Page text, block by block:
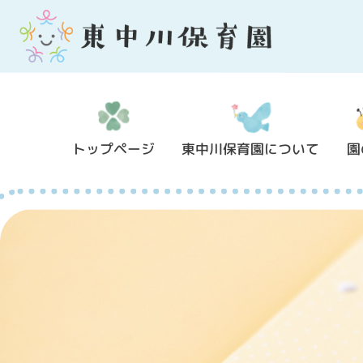
トップページ 東中川保育園について